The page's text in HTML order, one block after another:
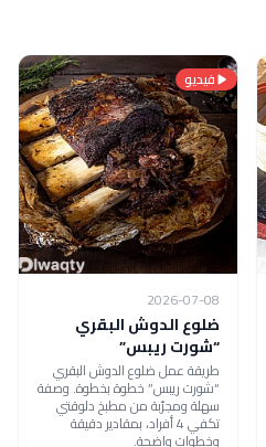
فيديو
2026-07-08
ضلوع الدوش البقري
“شورت ريبس”
طريقة عمل ضلوع الدوش البقري
“شورت ريبس” خطوة بخطوة. وصفة
سهلة ومجرّبة من مطبخ دلوقتي
تكفي 4 أفراد، بمقادير دقيقة
وخطوات واضحة.